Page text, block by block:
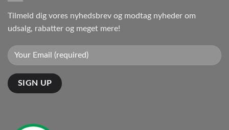
Tilmeld dig vores nyhedsbrev og modtag nyheder om
udsalg, rabatter og meget mere!